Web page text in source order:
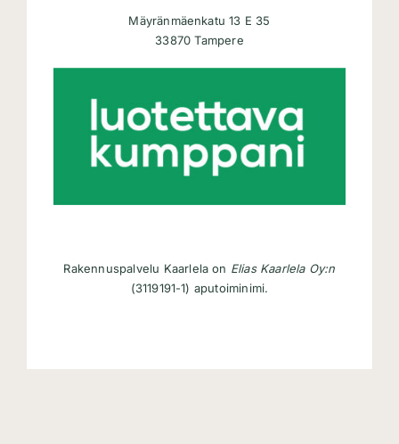
Mäyränmäenkatu 13 E 35
33870 Tampere
Rakennuspalvelu Kaarlela on Elias Kaarlela Oy:n
(3119191-1) aputoiminimi.